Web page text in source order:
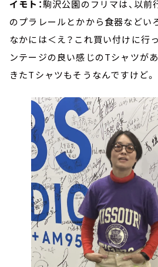
イモト：駒沢公園のフリマは、以
のプラレールとかから食器などい
なかには＜え？これ買い付けに行
ンテージの良い感じのTシャツが
きたTシャツもそうなんですけど。